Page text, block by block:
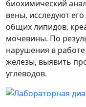
биохимический
вены, исследуют
общих липидов,
мочевины. По
нарушения в
железы, выявить
углеводов.